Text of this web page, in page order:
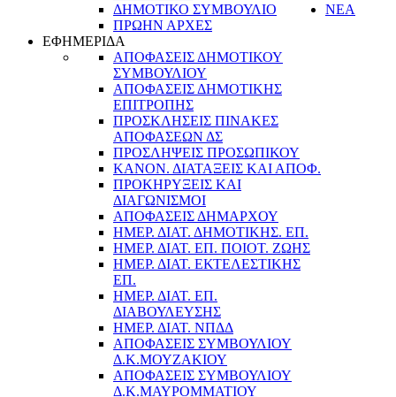
ΔΗΜΟΤΙΚΟ ΣΥΜΒΟΥΛΙΟ
ΠΡΩΗΝ ΑΡΧΕΣ
ΝΕΑ
ΕΦΗΜΕΡΙΔΑ
ΑΠΟΦΑΣΕΙΣ ΔΗΜΟΤΙΚΟΥ
ΣΥΜΒΟΥΛΙΟΥ
ΑΠΟΦΑΣΕΙΣ ΔΗΜΟΤΙΚΗΣ
ΕΠΙΤΡΟΠΗΣ
ΠΡΟΣΚΛΗΣΕΙΣ ΠΙΝΑΚΕΣ
ΑΠΟΦΑΣΕΩΝ ΔΣ
ΠΡΟΣΛΗΨΕΙΣ ΠΡΟΣΩΠΙΚΟΥ
ΚΑΝΟΝ. ΔΙΑΤΑΞΕΙΣ ΚΑΙ ΑΠΟΦ.
ΠΡΟΚΗΡΥΞΕΙΣ ΚΑΙ
ΔΙΑΓΩΝΙΣΜΟΙ
ΑΠΟΦΑΣΕΙΣ ΔΗΜΑΡΧΟΥ
ΗΜΕΡ. ΔΙΑΤ. ΔΗΜΟΤΙΚΗΣ. ΕΠ.
ΗΜΕΡ. ΔΙΑΤ. ΕΠ. ΠΟΙOΤ. ΖΩΗΣ
ΗΜΕΡ. ΔΙΑΤ. ΕΚΤΕΛΕΣΤΙΚΗΣ
ΕΠ.
ΗΜΕΡ. ΔΙΑΤ. ΕΠ.
ΔΙΑΒΟΥΛΕΥΣΗΣ
ΗΜΕΡ. ΔΙΑΤ. ΝΠΔΔ
ΑΠΟΦΑΣΕΙΣ ΣΥΜΒΟΥΛΙΟΥ
Δ.Κ.ΜΟΥΖΑΚΙΟΥ
ΑΠΟΦΑΣΕΙΣ ΣΥΜΒΟΥΛΙΟΥ
Δ.Κ.ΜΑΥΡΟΜΜΑΤΙΟΥ